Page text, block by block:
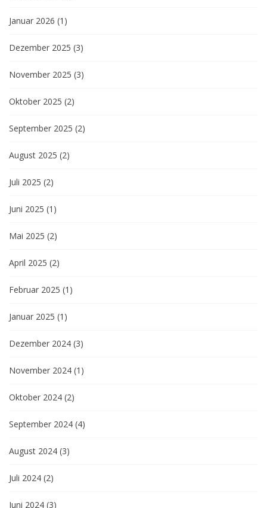
Januar 2026 (1)
Dezember 2025 (3)
November 2025 (3)
Oktober 2025 (2)
September 2025 (2)
August 2025 (2)
Juli 2025 (2)
Juni 2025 (1)
Mai 2025 (2)
April 2025 (2)
Februar 2025 (1)
Januar 2025 (1)
Dezember 2024 (3)
November 2024 (1)
Oktober 2024 (2)
September 2024 (4)
August 2024 (3)
Juli 2024 (2)
Juni 2024 (3)